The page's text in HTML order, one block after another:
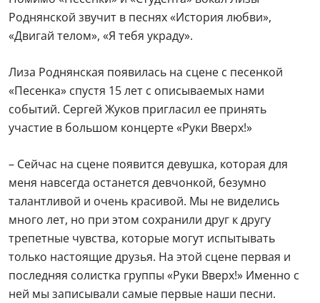
Роднянской звучит в песнях «История любви»,
«Двигай телом», «Я тебя украду».
Лиза Роднянская появилась на сцене с песенкой
«Песенка» спустя 15 лет с описываемых нами
событий. Сергей Жуков пригласил ее принять
участие в большом концерте «Руки Вверх!»
– Сейчас на сцене появится девушка, которая для
меня навсегда останется девчонкой, безумно
талантливой и очень красивой. Мы не виделись
много лет, но при этом сохранили друг к другу
трепетные чувства, которые могут испытывать
только настоящие друзья. На этой сцене первая и
последняя солистка группы «Руки Вверх!» Именно с
ней мы записывали самые первые наши песни.